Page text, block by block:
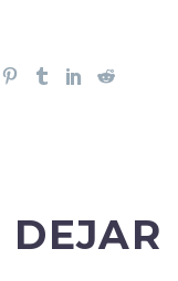
DEJAR